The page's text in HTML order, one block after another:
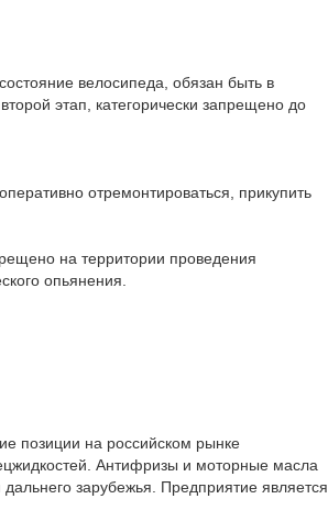
велосипеда, обязан быть в
этап, категорически запрещено до
отремонтироваться, прикупить
на территории проведения
опьянения.
позиции на российском рынке
Антифризы и моторные масла
зарубежья. Предприятие является